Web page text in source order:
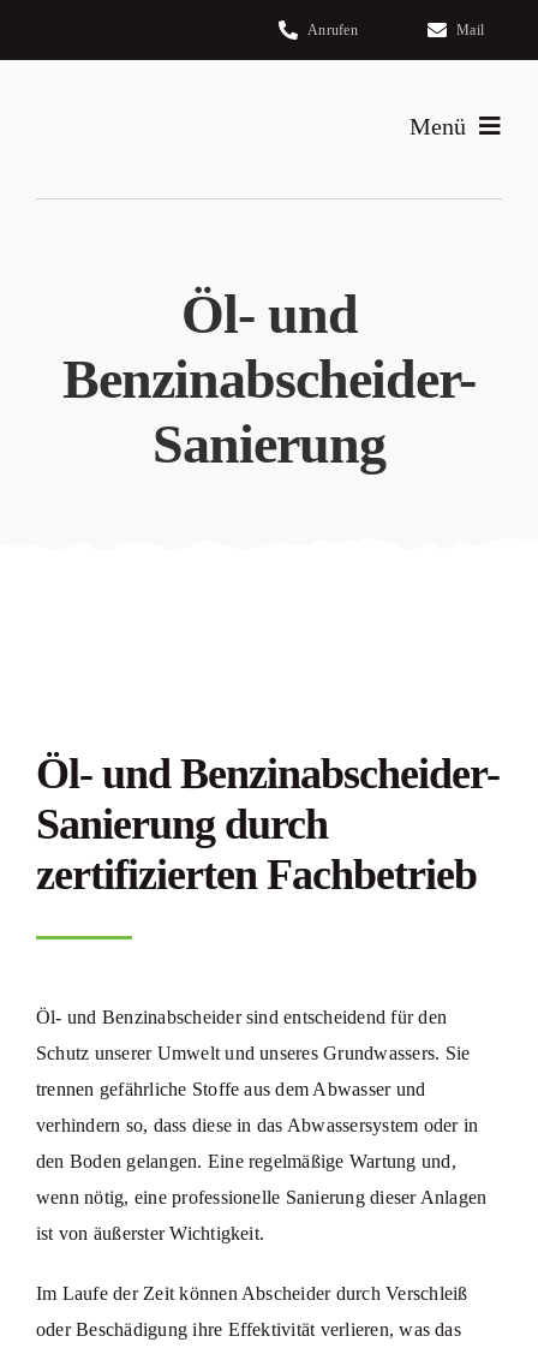
Anrufen Mail
Menü
Home
Über uns
Öl- und
Benzinabscheider-
Sanierung
Öl- und Benzinabscheider-
Sanierung durch
zertifizierten Fachbetrieb
Öl- und Benzinabscheider sind entscheidend für den
Schutz unserer Umwelt und unseres Grundwassers. Sie
trennen gefährliche Stoffe aus dem Abwasser und
verhindern so, dass diese in das Abwassersystem oder in
den Boden gelangen. Eine regelmäßige Wartung und,
wenn nötig, eine professionelle Sanierung dieser Anlagen
ist von äußerster Wichtigkeit.
Im Laufe der Zeit können Abscheider durch Verschleiß
oder Beschädigung ihre Effektivität verlieren, was das